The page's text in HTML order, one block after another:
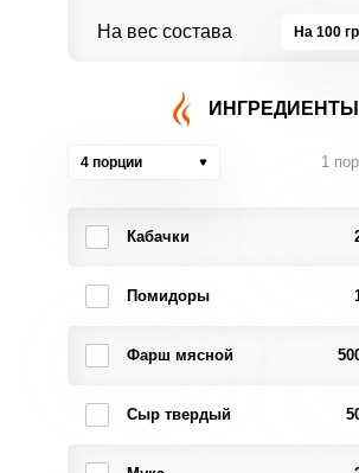
На вес состава На 100
ИНГРЕДИЕНТЫ
4 порции 1
Кабачки
Помидоры
Фарш мясной
Сыр твердый